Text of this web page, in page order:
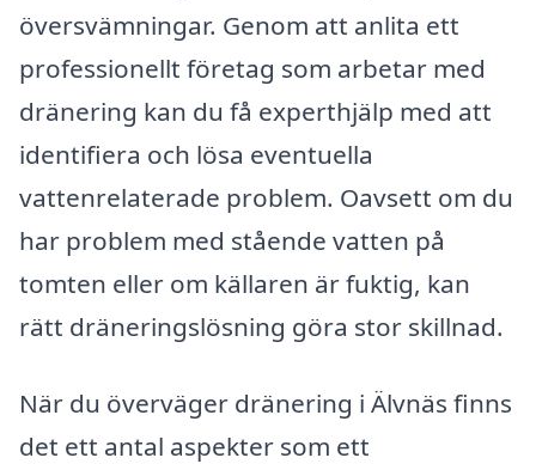
översvämningar. Genom att anlita ett
professionellt företag som arbetar med
dränering kan du få experthjälp med att
identifiera och lösa eventuella
vattenrelaterade problem. Oavsett om du
har problem med stående vatten på
tomten eller om källaren är fuktig, kan
rätt dräneringslösning göra stor skillnad.
När du överväger dränering i Älvnäs finns
det ett antal aspekter som ett